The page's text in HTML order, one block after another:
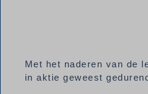
Met het naderen van de
in aktie geweest